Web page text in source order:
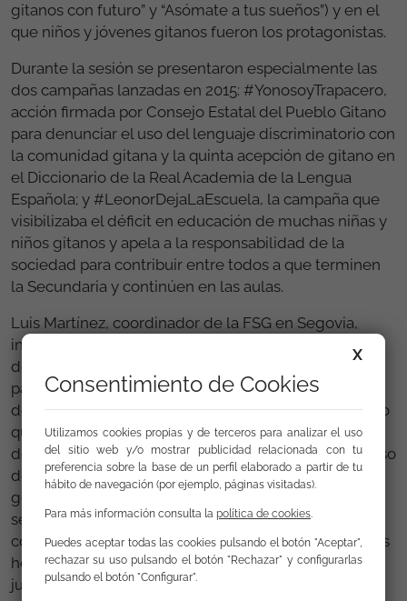
gitanos con futuro” y “Asómate a tus sueños”) y en el
que niños y jóvenes gitanos fueron los protagonistas.
Durante la sesión se presentaron especialmente las
dos campañas lanzadas en 2015: #YonosoyTrapacero,
acción firmada por Consejo Estatal del Pueblo Gitano
para denunciar el uso del lenguaje discriminatorio con
la comunidad gitana y la quinta acepción de gitano en
el Diccionario de la Real Academia de la Lengua
Española; y #LeonorDejaLaEscuela, la campaña que
visibilizaba el déficit en educación de muchas niñas y
niños gitanos y apela a la responsabilidad de la
sociedad para contribuir entre todos a que terminen
la Secundaria y continúen en las aulas.
Luis Martínez, coordinador de la FSG en Segovia,
introdujo la sesión ofreciendo algunas de las pautas
de trabajo de la Fundación y algunas líneas básicas
para la intervención con comunidad gitana con el fin
de que los universitarios conocieran el trabajo directo
que realizamos a pie de calle. Lucía Petisco, del área
de Comunicación, presentó las campañas y el proceso
de trabajo para que los alumnos conocieran cómo se
gesta y cómo se desarrollan acciones de
sensibilización social, y habló también de la
construcción de la imagen social de las minorías y las
herramientas útiles para ofrecer una imagen más
justa de los gitanos y gitanas.
X
Consentimiento de Cookies
Utilizamos cookies propias y de terceros para analizar el uso
del sitio web y/o mostrar publicidad relacionada con tu
preferencia sobre la base de un perfil elaborado a partir de tu
hábito de navegación (por ejemplo, páginas visitadas).
Para más información consulta la política de cookies
Puedes aceptar todas las cookies pulsando el botón "Aceptar",
rechazar su uso pulsando el botón "Rechazar" y configurarlas
pulsando el botón "Configurar".